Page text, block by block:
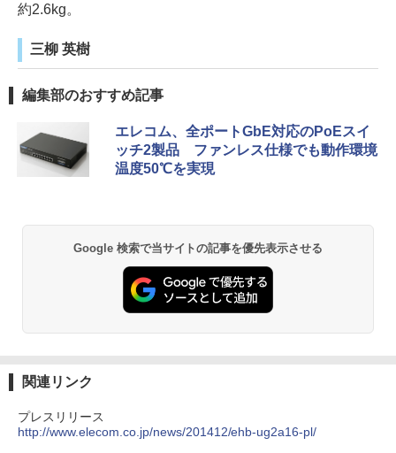
約2.6kg。
三柳 英樹
編集部のおすすめ記事
エレコム、全ポートGbE対応のPoEスイ
ッチ2製品 ファンレス仕様でも動作環境
温度50℃を実現
Google 検索で当サイトの記事を優先表示させる
関連リンク
プレスリリース
http://www.elecom.co.jp/news/201412/ehb-ug2a16-pl/